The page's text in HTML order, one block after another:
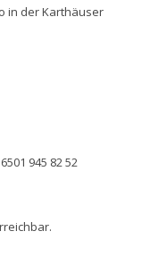
in der Karthäuser
945 82 52